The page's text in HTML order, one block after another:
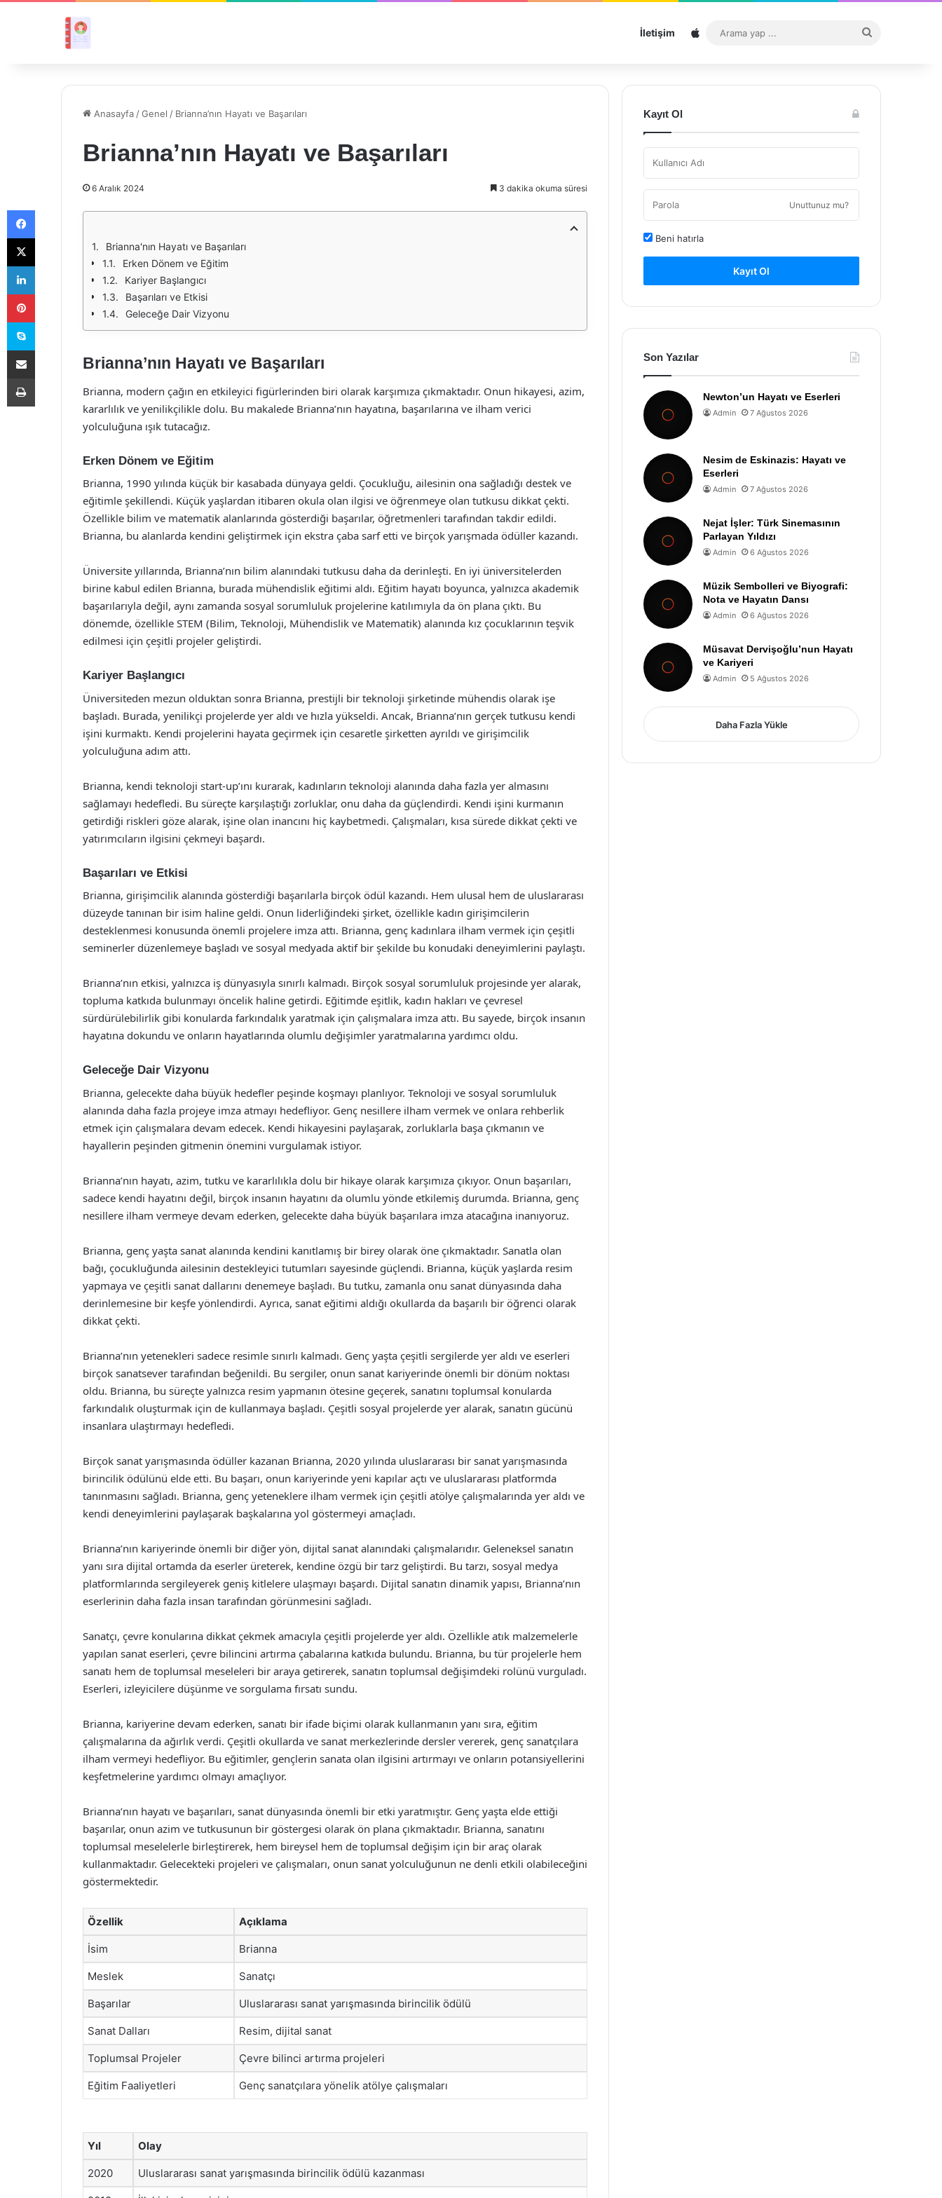
İletişim Sitemap
...
Anasayfa /Genel / Brianna’nın Hayatı ve Başarıları
Brianna’nın Hayatı ve Başarıları
6 Aralık 2024 3 dakika okuma süresi
Brianna'nın Hayatı ve Başarıları
Erken Dönem ve Eğitim
Kariyer Başlangıcı
Başarıları ve Etkisi
Geleceğe Dair Vizyonu
Brianna’nın Hayatı ve Başarıları
Brianna, modern çağın en etkileyici figürlerinden biri olarak karşımıza çıkmaktadır. Onun hikayesi, azim,
kararlılık ve yenilikçilikle dolu. Bu makalede Brianna’nın hayatına, başarılarına ve ilham verici
yolculuğuna ışık tutacağız.
Erken Dönem ve Eğitim
Brianna, 1990 yılında küçük bir kasabada dünyaya geldi. Çocukluğu, ailesinin ona sağladığı destek ve
eğitimle şekillendi. Küçük yaşlardan itibaren okula olan ilgisi ve öğrenmeye olan tutkusu dikkat çekti.
Özellikle bilim ve matematik alanlarında gösterdiği başarılar, öğretmenleri tarafından takdir edildi.
Brianna, bu alanlarda kendini geliştirmek için ekstra çaba sarf etti ve birçok yarışmada ödüller kazandı.
Üniversite yıllarında, Brianna’nın bilim alanındaki tutkusu daha da derinleşti. En iyi üniversitelerden
birine kabul edilen Brianna, burada mühendislik eğitimi aldı. Eğitim hayatı boyunca, yalnızca akademik
başarılarıyla değil, aynı zamanda sosyal sorumluluk projelerine katılımıyla da ön plana çıktı. Bu
dönemde, özellikle STEM (Bilim, Teknoloji, Mühendislik ve Matematik) alanında kız çocuklarının teşvik
edilmesi için çeşitli projeler geliştirdi.
Kariyer Başlangıcı
Üniversiteden mezun olduktan sonra Brianna, prestijli bir teknoloji şirketinde mühendis olarak işe
başladı. Burada, yenilikçi projelerde yer aldı ve hızla yükseldi. Ancak, Brianna’nın gerçek tutkusu kendi
işini kurmaktı. Kendi projelerini hayata geçirmek için cesaretle şirketten ayrıldı ve girişimcilik
yolculuğuna adım attı.
Brianna, kendi teknoloji start-up’ını kurarak, kadınların teknoloji alanında daha fazla yer almasını
sağlamayı hedefledi. Bu süreçte karşılaştığı zorluklar, onu daha da güçlendirdi. Kendi işini kurmanın
getirdiği riskleri göze alarak, işine olan inancını hiç kaybetmedi. Çalışmaları, kısa sürede dikkat çekti ve
yatırımcıların ilgisini çekmeyi başardı.
Başarıları ve Etkisi
Brianna, girişimcilik alanında gösterdiği başarılarla birçok ödül kazandı. Hem ulusal hem de uluslararası
düzeyde tanınan bir isim haline geldi. Onun liderliğindeki şirket, özellikle kadın girişimcilerin
desteklenmesi konusunda önemli projelere imza attı. Brianna, genç kadınlara ilham vermek için çeşitli
seminerler düzenlemeye başladı ve sosyal medyada aktif bir şekilde bu konudaki deneyimlerini paylaştı.
Brianna’nın etkisi, yalnızca iş dünyasıyla sınırlı kalmadı. Birçok sosyal sorumluluk projesinde yer alarak,
topluma katkıda bulunmayı öncelik haline getirdi. Eğitimde eşitlik, kadın hakları ve çevresel
sürdürülebilirlik gibi konularda farkındalık yaratmak için çalışmalara imza attı. Bu sayede, birçok insanın
hayatına dokundu ve onların hayatlarında olumlu değişimler yaratmalarına yardımcı oldu.
Geleceğe Dair Vizyonu
Brianna, gelecekte daha büyük hedefler peşinde koşmayı planlıyor. Teknoloji ve sosyal sorumluluk
alanında daha fazla projeye imza atmayı hedefliyor. Genç nesillere ilham vermek ve onlara rehberlik
etmek için çalışmalara devam edecek. Kendi hikayesini paylaşarak, zorluklarla başa çıkmanın ve
hayallerin peşinden gitmenin önemini vurgulamak istiyor.
Brianna’nın hayatı, azim, tutku ve kararlılıkla dolu bir hikaye olarak karşımıza çıkıyor. Onun başarıları,
sadece kendi hayatını değil, birçok insanın hayatını da olumlu yönde etkilemiş durumda. Brianna, genç
nesillere ilham vermeye devam ederken, gelecekte daha büyük başarılara imza atacağına inanıyoruz.
Brianna, genç yaşta sanat alanında kendini kanıtlamış bir birey olarak öne çıkmaktadır. Sanatla olan
bağı, çocukluğunda ailesinin destekleyici tutumları sayesinde güçlendi. Brianna, küçük yaşlarda resim
yapmaya ve çeşitli sanat dallarını denemeye başladı. Bu tutku, zamanla onu sanat dünyasında daha
derinlemesine bir keşfe yönlendirdi. Ayrıca, sanat eğitimi aldığı okullarda da başarılı bir öğrenci olarak
dikkat çekti.
Brianna’nın yetenekleri sadece resimle sınırlı kalmadı. Genç yaşta çeşitli sergilerde yer aldı ve eserleri
birçok sanatsever tarafından beğenildi. Bu sergiler, onun sanat kariyerinde önemli bir dönüm noktası
oldu. Brianna, bu süreçte yalnızca resim yapmanın ötesine geçerek, sanatını toplumsal konularda
farkındalık oluşturmak için de kullanmaya başladı. Çeşitli sosyal projelerde yer alarak, sanatın gücünü
insanlara ulaştırmayı hedefledi.
Birçok sanat yarışmasında ödüller kazanan Brianna, 2020 yılında uluslararası bir sanat yarışmasında
birincilik ödülünü elde etti. Bu başarı, onun kariyerinde yeni kapılar açtı ve uluslararası platformda
tanınmasını sağladı. Brianna, genç yeteneklere ilham vermek için çeşitli atölye çalışmalarında yer aldı ve
kendi deneyimlerini paylaşarak başkalarına yol göstermeyi amaçladı.
Brianna’nın kariyerinde önemli bir diğer yön, dijital sanat alanındaki çalışmalarıdır. Geleneksel sanatın
yanı sıra dijital ortamda da eserler üreterek, kendine özgü bir tarz geliştirdi. Bu tarzı, sosyal medya
platformlarında sergileyerek geniş kitlelere ulaşmayı başardı. Dijital sanatın dinamik yapısı, Brianna’nın
eserlerinin daha fazla insan tarafından görünmesini sağladı.
Sanatçı, çevre konularına dikkat çekmek amacıyla çeşitli projelerde yer aldı. Özellikle atık malzemelerle
yapılan sanat eserleri, çevre bilincini artırma çabalarına katkıda bulundu. Brianna, bu tür projelerle hem
sanatı hem de toplumsal meseleleri bir araya getirerek, sanatın toplumsal değişimdeki rolünü vurguladı.
Eserleri, izleyicilere düşünme ve sorgulama fırsatı sundu.
Brianna, kariyerine devam ederken, sanatı bir ifade biçimi olarak kullanmanın yanı sıra, eğitim
çalışmalarına da ağırlık verdi. Çeşitli okullarda ve sanat merkezlerinde dersler vererek, genç sanatçılara
ilham vermeyi hedefliyor. Bu eğitimler, gençlerin sanata olan ilgisini artırmayı ve onların potansiyellerini
keşfetmelerine yardımcı olmayı amaçlıyor.
Brianna’nın hayatı ve başarıları, sanat dünyasında önemli bir etki yaratmıştır. Genç yaşta elde ettiği
başarılar, onun azim ve tutkusunun bir göstergesi olarak ön plana çıkmaktadır. Brianna, sanatını
toplumsal meselelerle birleştirerek, hem bireysel hem de toplumsal değişim için bir araç olarak
kullanmaktadır. Gelecekteki projeleri ve çalışmaları, onun sanat yolculuğunun ne denli etkili olabileceğini
göstermektedir.
Özellik Açıklama
İsim Brianna
Meslek Sanatçı
Başarılar Uluslararası sanat yarışmasında birincilik ödülü
Sanat Dalları Resim, dijital sanat
Toplumsal Projeler Çevre bilinci artırma projeleri
Eğitim Faaliyetleri Genç sanatçılara yönelik atölye çalışmaları
Yıl Olay
2020 Uluslararası sanat yarışmasında birincilik ödülü kazanması
Kayıt Ol
Unuttunuz mu?
Beni hatırla
Kayıt Ol
Son Yazılar
Newton’un Hayatı ve Eserleri
Admin 7 Ağustos 2026
Nesim de Eskinazis: Hayatı ve
Eserleri
Admin 7 Ağustos 2026
Nejat İşler: Türk Sinemasının
Parlayan Yıldızı
Admin 6 Ağustos 2026
Müzik Sembolleri ve Biyografi:
Nota ve Hayatın Dansı
Admin 6 Ağustos 2026
Müsavat Dervişoğlu’nun Hayatı
ve Kariyeri
Admin 5 Ağustos 2026
Daha Fazla Yükle
Facebook
X
LinkedIn
Pinterest
Skype
E-Posta ile paylaş